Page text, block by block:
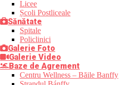
Licee
Școli Postliceale
Sănătate
Spitale
Policlinici
Galerie Foto
Galerie Video
Baze de Agrement
Centru Wellness – Băile Banffy